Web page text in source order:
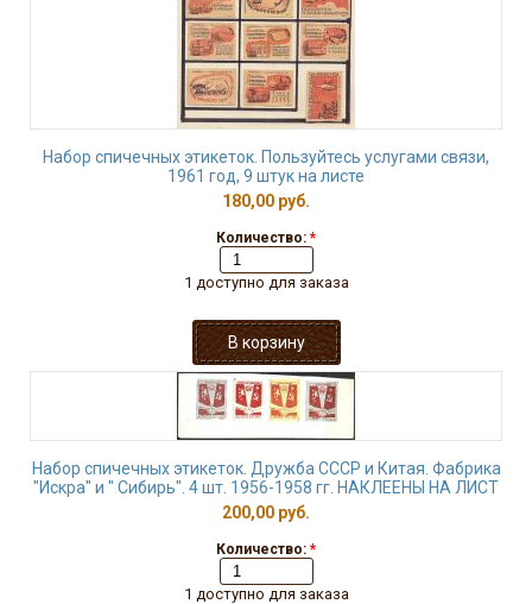
Набор спичечных этикеток. Пользуйтесь услугами связи,
1961 год, 9 штук на листе
180,00 руб.
Количество: *
1 доступно для заказа
Набор спичечных этикеток. Дружба СССР и Китая. Фабрика
"Искра" и " Сибирь". 4 шт. 1956-1958 гг. НАКЛЕЕНЫ НА ЛИСТ
200,00 руб.
Количество: *
1 доступно для заказа